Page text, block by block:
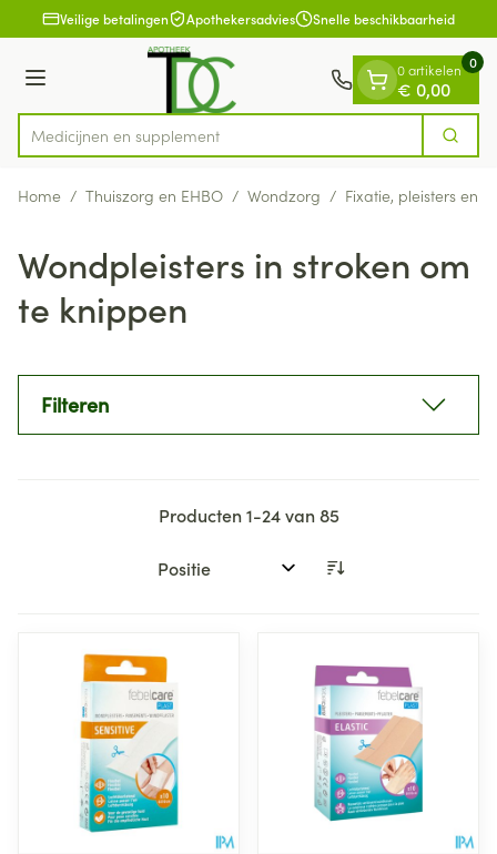
Ga naar de inhoud
1 van 1Veilige betalingen Apothekersadvies Snelle beschikbaarheid
Menu
Product, merk, categorie...
Medi Zoek
0 artikelen
€ 0,00
0
Home / Thuiszorg en EHBO / Wondzorg / Fixatie, pleisters en
Wondpleisters in stroken om
te knippen
Filteren
Producten1-24van85
Sorteer op: